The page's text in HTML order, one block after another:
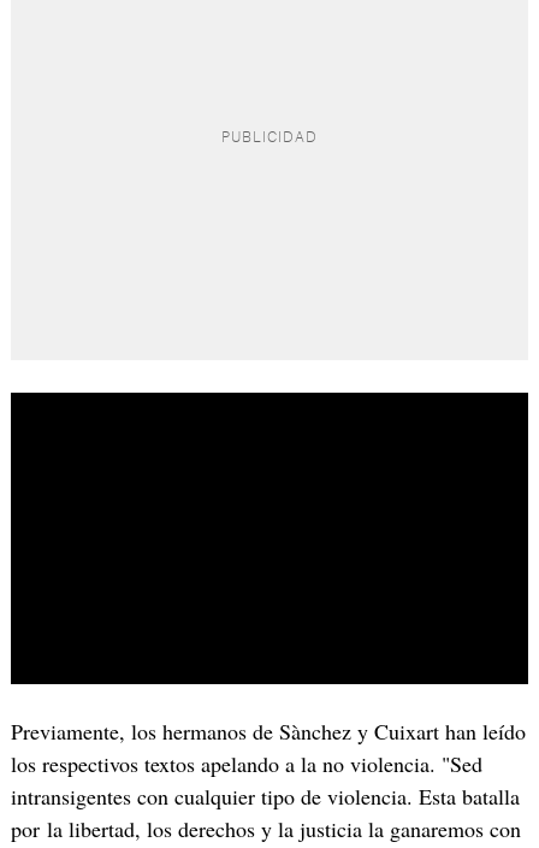
Previamente, los hermanos de Sànchez y Cuixart han leído
los respectivos textos apelando a la no violencia. "Sed
intransigentes con cualquier tipo de violencia. Esta batalla
por la libertad, los derechos y la justicia la ganaremos con